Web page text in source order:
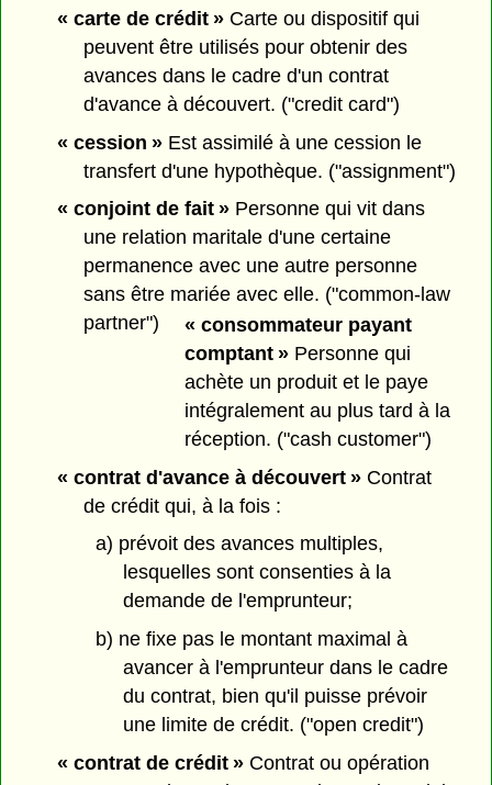
« carte de crédit »Carte ou dispositif qui
peuvent être utilisés pour obtenir des
avances dans le cadre d'un contrat
d'avance à découvert. ("credit card")
« cession »Est assimilé à une cession le
transfert d'une hypothèque. ("assignment")
« conjoint de fait »Personne qui vit dans
une relation maritale d'une certaine
permanence avec une autre personne
sans être mariée avec elle. ("common-law
partner")
« consommateur payant
comptant »Personne qui
achète un produit et le paye
intégralement au plus tard à la
réception. ("cash customer")
« contrat d'avance à découvert »Contrat
de crédit qui, à la fois :
a) prévoit des avances multiples,
lesquelles sont consenties à la
demande de l'emprunteur;
b) ne fixe pas le montant maximal à
avancer à l'emprunteur dans le cadre
du contrat, bien qu'il puisse prévoir
une limite de crédit. ("open credit")
« contrat de crédit »Contrat ou opération